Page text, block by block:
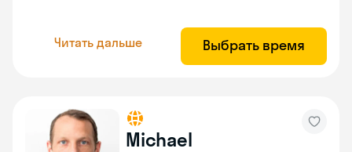
Читать дальше Выбрать время
Michael